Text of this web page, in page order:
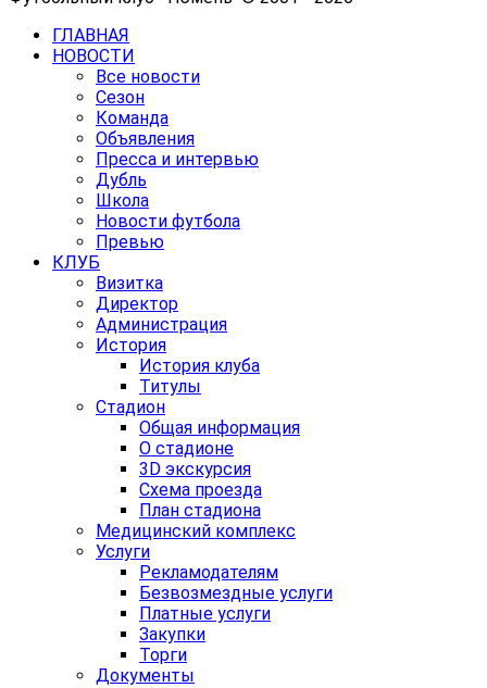
ГЛАВНАЯ
НОВОСТИ
Все новости
Сезон
Команда
Объявления
Пресса и интервью
Дубль
Школа
Новости футбола
Превью
КЛУБ
Визитка
Директор
Администрация
История
История клуба
Титулы
Стадион
Общая информация
О стадионе
3D экскурсия
Схема проезда
План стадиона
Медицинский комплекс
Услуги
Рекламодателям
Безвозмездные услуги
Платные услуги
Закупки
Торги
Документы